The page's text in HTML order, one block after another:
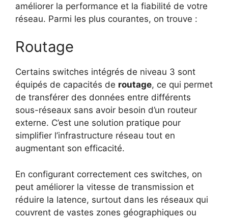
améliorer la performance et la fiabilité de votre
réseau. Parmi les plus courantes, on trouve :
Routage
Certains switches intégrés de niveau 3 sont
équipés de capacités de routage, ce qui permet
de transférer des données entre différents
sous-réseaux sans avoir besoin d’un routeur
externe. C’est une solution pratique pour
simplifier l’infrastructure réseau tout en
augmentant son efficacité.
En configurant correctement ces switches, on
peut améliorer la vitesse de transmission et
réduire la latence, surtout dans les réseaux qui
couvrent de vastes zones géographiques ou